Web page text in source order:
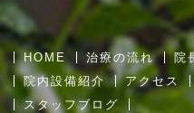
HOME 治療の流れ
院
院内設備紹介
アクセス
スタッフブログ